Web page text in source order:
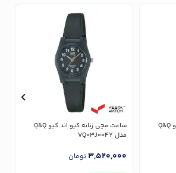
ساعت مچی زنانه کیو اند کیو Q&Q
ساعت مچی زنانه کیو اند کیو Q&Q
مدل VQ03J004Y
3,520,000تومان